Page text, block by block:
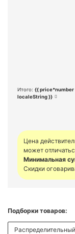
Итого: {{ price*number |
localeString }}
Цена
может
Минимальная
Скидки
Подборки товаров: